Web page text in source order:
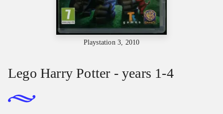
Playstation 3, 2010
Lego Harry Potter - years 1-4